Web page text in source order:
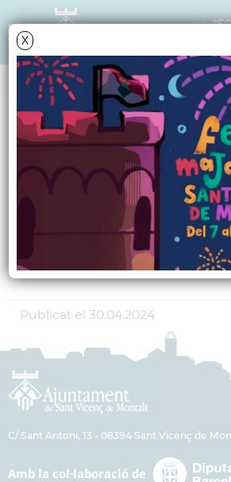
X
Data i hora oficial: 07-08-2026 12:06:11
ELS FORMULARIS
Inscripcions
ACTIC MITJÀ
Inscripcions tancades
Publicat el 30.04.2024
C/ Sant Antoni, 13 - 08394 Sant Vicenç de